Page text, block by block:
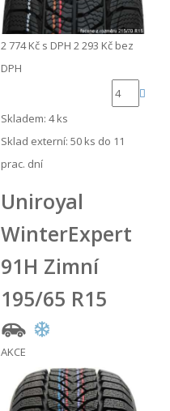
2 774 Kč s DPH 2 293 Kč bez
DPH
Skladem: 4 ks
Sklad externí: 50 ks do 11
prac. dní
Uniroyal
WinterExpert
91H Zimní
195/65 R15
AKCE